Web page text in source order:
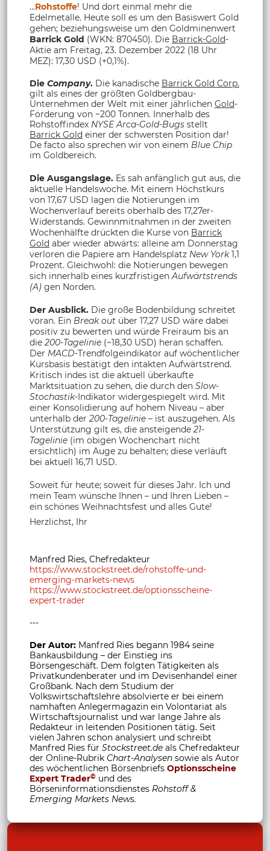
...Rohstoffe! Und dort einmal mehr die
Edelmetalle. Heute soll es um den Basiswert Gold
gehen; beziehungsweise um den Goldminenwert
Barrick Gold (WKN: 870450). Die Barrick-Gold-
Aktie am Freitag, 23. Dezember 2022 (18 Uhr
MEZ): 17,30 USD (+0,1%).
Die Company. Die kanadische Barrick Gold Corp.
gilt als eines der größten Goldbergbau-
Unternehmen der Welt mit einer jährlichen Gold-
Förderung von ~200 Tonnen. Innerhalb des
Rohstoffindex NYSE Arca-Gold-Bugs stellt
Barrick Gold einer der schwersten Position dar!
De facto also sprechen wir von einem Blue Chip
im Goldbereich.
Die Ausgangslage. Es sah anfänglich gut aus, die
aktuelle Handelswoche. Mit einem Höchstkurs
von 17,67 USD lagen die Notierungen im
Wochenverlauf bereits oberhalb des 17,27er-
Widerstands. Gewinnmitnahmen in der zweiten
Wochenhälfte drückten die Kurse von Barrick
Gold aber wieder abwärts: alleine am Donnerstag
verloren die Papiere am Handelsplatz New York1,1
Prozent. Gleichwohl: die Notierungen bewegen
sich innerhalb eines kurzfristigenAufwärtstrends
(A) gen Norden.
Der Ausblick. Die große Bodenbildung schreitet
voran. Ein Break out über 17,27 USD wäre dabei
positiv zu bewerten und würde Freiraum bis an
die 200-Tagelinie (~18,30 USD) heran schaffen.
Der MACD-Trendfolgeindikator auf wöchentlicher
Kursbasis bestätigt den intakten Aufwärtstrend.
Kritisch indes ist die aktuell überkaufte
Marktsituation zu sehen, die durch den Slow-
Stochastik-Indikator widergespiegelt wird. Mit
einer Konsolidierung auf hohem Niveau – aber
unterhalb der 200-Tagelinie – ist auszugehen. Als
Unterstützung gilt es, die ansteigende 21-
Tagelinie (im obigen Wochenchart nicht
ersichtlich) im Auge zu behalten; diese verläuft
bei aktuell 16,71 USD.
Soweit für heute; soweit für dieses Jahr. Ich und
mein Team wünsche Ihnen – und Ihren Lieben –
ein schönes Weihnachtsfest und alles Gute!
Herzlichst, Ihr
Manfred Ries, Chefredakteur
https://www.stockstreet.de/rohstoffe-und-
emerging-markets-news
https://www.stockstreet.de/optionsscheine-
expert-trader
---
Der Autor: Manfred Ries begann 1984 seine
Bankausbildung – der Einstieg ins
Börsengeschäft. Dem folgten Tätigkeiten als
Privatkundenberater und im Devisenhandel einer
Großbank. Nach dem Studium der
Volkswirtschaftslehre absolvierte er bei einem
namhaften Anlegermagazin ein Volontariat als
Wirtschaftsjournalist und war lange Jahre als
Redakteur in leitenden Positionen tätig. Seit
vielen Jahren schon analysiert und schreibt
Manfred Ries für Stockstreet.de als Chefredakteur
der Online-Rubrik Chart-Analysen sowie als Autor
des wöchentlichen Börsenbriefs Optionsscheine
Expert Trader© und des
Börseninformationsdienstes Rohstoff &
Emerging Markets News.